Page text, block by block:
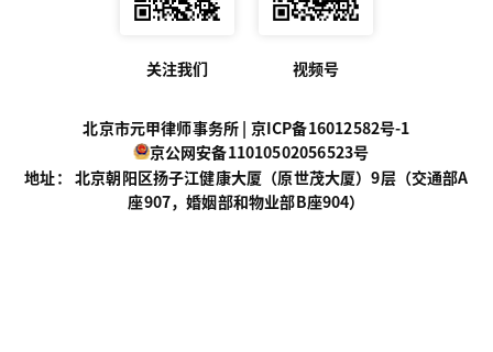
关注我们 视频号
北京市元甲律师事务所 | 京ICP备16012582号-1
京公网安备11010502056523号
地址： 北京朝阳区扬子江健康大厦（原世茂大厦）9层（交通部A
座907，婚姻部和物业部B座904）